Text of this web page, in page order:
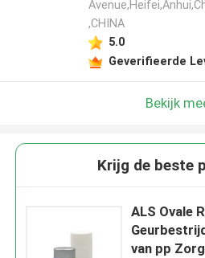
,CHINA
5.0
Geverifieerde
Bekijk
Krijg de beste
ALS Ovale
van pp